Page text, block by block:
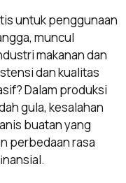
untuk penggunaan
muncul
makanan dan
dan kualitas
Dalam produksi
gula, kesalahan
buatan yang
perbedaan rasa